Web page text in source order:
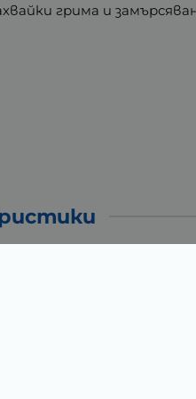
грима и